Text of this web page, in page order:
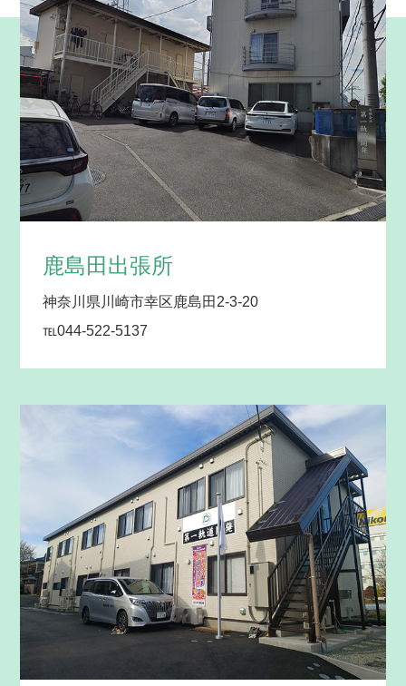
鹿島田出張所
神奈川県川崎市幸区鹿島田2-3-20
℡044-522-5137